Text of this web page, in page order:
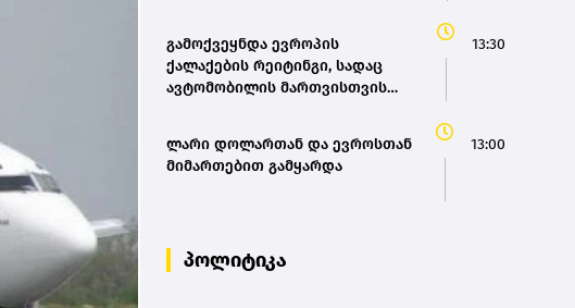
გამოქვეყნდა ევროპის
ქალაქების რეიტინგი, სადაც
ავტომობილის მართვისთვის
13:30
ლარი დოლართან და ევროსთან
მიმართებით გამყარდა
13:00
პოლიტიკა